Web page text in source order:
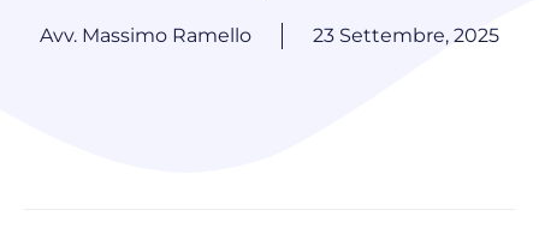
Avv. Massimo Ramello 23 Settembre, 2025